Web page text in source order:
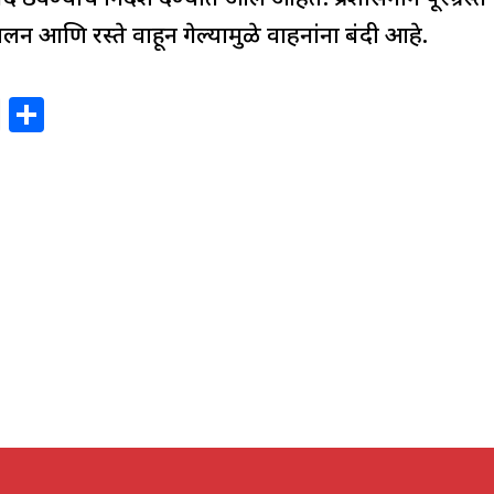
आणि रस्ते वाहून गेल्यामुळे वाहनांना बंदी आहे.
X